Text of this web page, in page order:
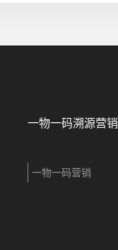
一物一码溯源营销
一物一码营销